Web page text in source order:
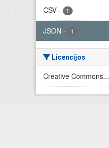
CSV - 1
JSON - 1
Licencijos
Creative Commons...